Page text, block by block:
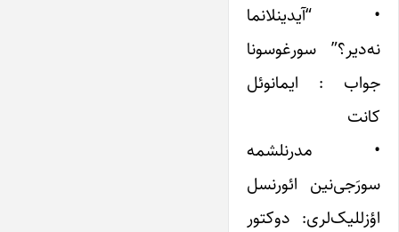
• “آیدینلانما
نه‌دیر؟” سورغوسونا
جواب : ایمانوئل
کانت
• مدرنلشمه
سورَجی‌نین ائورنسل
اؤز‌للیک‌لری: دوکتور